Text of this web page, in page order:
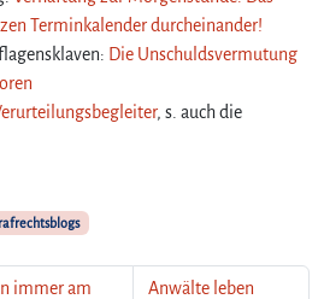
Terminkalender durcheinander!
Die Unschuldsvermutung
, s. auch die
immer am
Anwälte leben